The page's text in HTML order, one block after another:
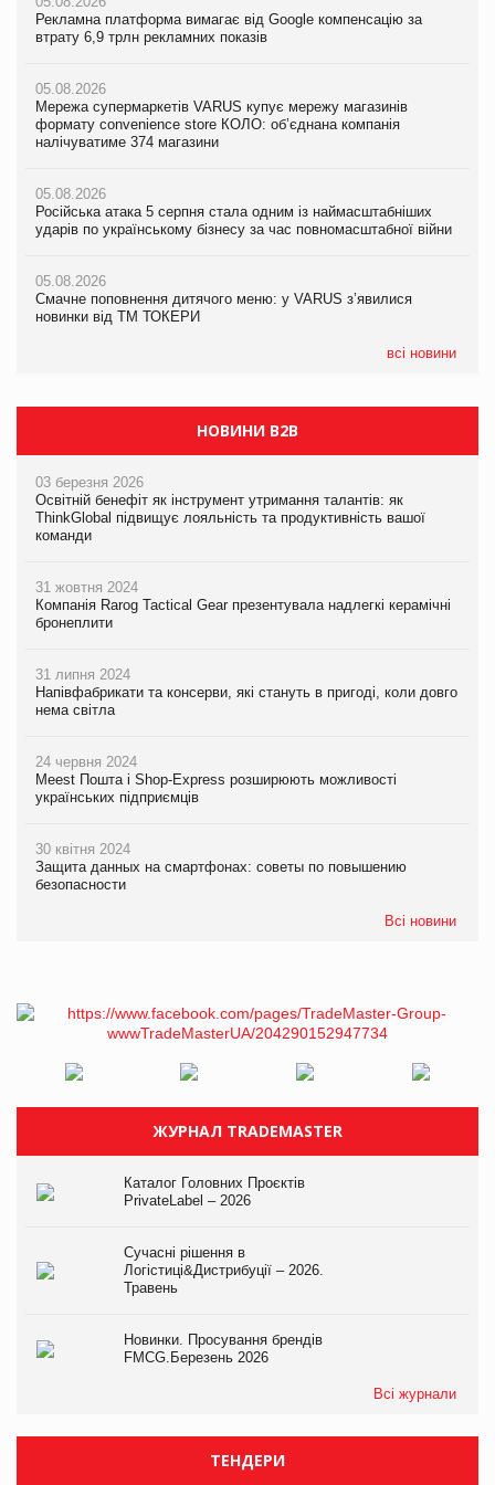
Рекламна платформа вимагає від Google компенсацію за
втрату 6,9 трлн рекламних показів
05.08.2026
Мережа супермаркетів VARUS купує мережу магазинів
формату convenience store КОЛО: об’єднана компанія
налічуватиме 374 магазини
05.08.2026
Російська атака 5 серпня стала одним із наймасштабніших
ударів по українському бізнесу за час повномасштабної війни
05.08.2026
Смачне поповнення дитячого меню: у VARUS з’явилися
новинки від ТМ ТОКЕРИ
всі новини
Рекламна платформа вимагає від Google компенсацію за
втрату 6,9 трлн рекламних показів
05.08.2026
Мережа супермаркетів VARUS купує мережу магазинів
формату convenience store КОЛО: об’єднана компанія
налічуватиме 374 магазини
05.08.2026
Російська атака 5 серпня стала одним із наймасштабніших
ударів по українському бізнесу за час повномасштабної війни
05.08.2026
Смачне поповнення дитячого меню: у VARUS з’явилися
новинки від ТМ ТОКЕРИ
Рекламна платформа вимагає від Google компенсацію за
втрату 6,9 трлн рекламних показів
05.08.2026
Adidas витратила понад $1 млрд на маркетинг за квартал
продуктів
НОВИНИ B2B
03 березня 2026
Освітній бенефіт як інструмент утримання талантів: як
ThinkGlobal підвищує лояльність та продуктивність вашої
команди
31 жовтня 2024
Компанія Rarog Tactical Gear презентувала надлегкі керамічні
бронеплити
31 липня 2024
Напівфабрикати та консерви, які стануть в пригоді, коли довго
нема світла
24 червня 2024
Meest Пошта і Shop-Express розширюють можливості
українських підприємців
30 квітня 2024
Защита данных на смартфонах: советы по повышению
безопасности
Всі новини
ЖУРНАЛ TRADEMASTER
Каталог Головних Проєктів
PrivateLabel – 2026
Сучасні рішення в
Логістиці&Дистрибуції – 2026.
Травень
Новинки. Просування брендів
FMCG.Березень 2026
Всі журнали
ТЕНДЕРИ